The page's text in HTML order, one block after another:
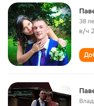
38
в/ч